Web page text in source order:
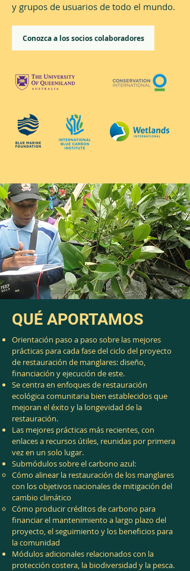
y grupos de usuarios de todo el mundo.
Conozca a los socios colaboradores
QUÉ APORTAMOS
Orientación paso a paso sobre las mejores
prácticas para cada fase del ciclo del proyecto
de restauración de manglares: diseño,
financiación y ejecución de este.
Se centra en enfoques de restauración
ecológica comunitaria bien establecidos que
mejoran el éxito y la longevidad de la
restauración.
Las mejores prácticas más recientes, con
enlaces a recursos útiles, reunidas por primera
vez en un solo lugar.
Submódulos sobre el carbono azul:
Cómo alinear la restauración de los manglares
con los objetivos nacionales de mitigación del
cambio climático
Cómo producir créditos de carbono para
financiar el mantenimiento a largo plazo del
proyecto, el seguimiento y los beneficios para
la comunidad
Módulos adicionales relacionados con la
protección costera, la biodiversidad y la pesca.